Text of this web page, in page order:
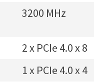
3200 MHz
2 x PCIe 4.0 x 8
1 x PCIe 4.0 x 4